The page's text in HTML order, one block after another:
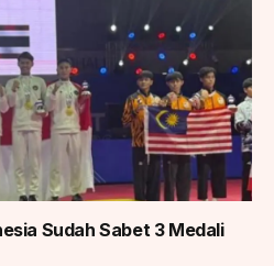
Sudah Sabet 3 Medali